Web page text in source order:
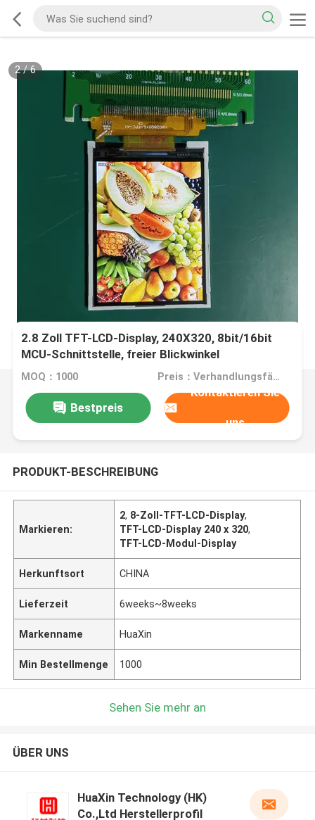
2/6
2.8 Zoll TFT-LCD-Display, 240X320, 8bit/16bit
MCU-Schnittstelle, freier Blickwinkel
MOQ：1000 Preis：Verhandlungsfähig
Bestpreis
Kontaktieren Sie
uns
PRODUKT-BESCHREIBUNG
Markieren:
2, 8-Zoll-TFT-LCD-Display,
TFT-LCD-Display 240 x 320,
TFT-LCD-Modul-Display
Herkunftsort CHINA
Lieferzeit 6weeks~8weeks
Markenname HuaXin
Min Bestellmenge 1000
Sehen Sie mehr an
ÜBER UNS
HuaXin Technology (HK)
Co.,Ltd Herstellerprofil